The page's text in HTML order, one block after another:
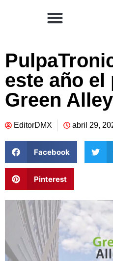
este año el
Green Alley
EditorDMX abril 29,
Facebook
Pinterest